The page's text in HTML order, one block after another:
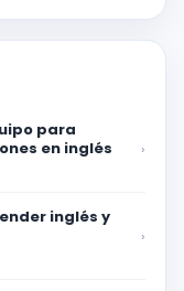
para
en inglés
›
inglés y
›